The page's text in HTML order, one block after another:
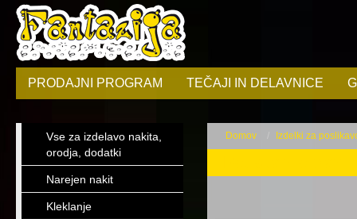
PRODAJNI PROGRAM TEČAJI IN DELAVNICE
Vse za izdelavo nakita,
orodja, dodatki
Narejen nakit
Kleklanje
Domov Izdelki za